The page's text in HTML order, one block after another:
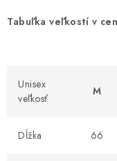
Tabuľka veľkostí v
Unisex
veľkosť
M
Dĺžka 66